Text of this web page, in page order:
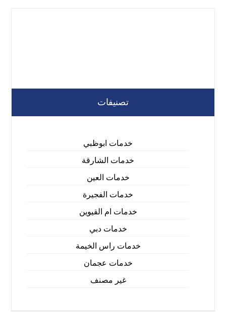
تصنيفات
خدمات ابوظبي
خدمات الشارقة
خدمات العين
خدمات الفجيرة
خدمات ام القيوين
خدمات دبي
خدمات راس الخيمة
خدمات عجمان
غير مصنف